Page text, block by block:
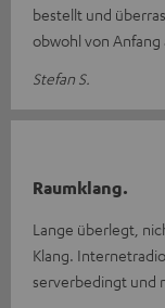
bestellt und
obwohl von Anfang
Stefan S.
Raumklang.
Lange überlegt,
Klang.
serverbedingt und